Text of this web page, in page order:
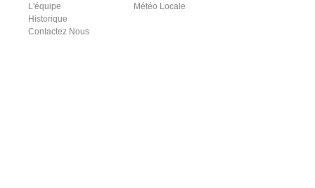
L'équipe
Historique
Contactez Nous
Météo Locale